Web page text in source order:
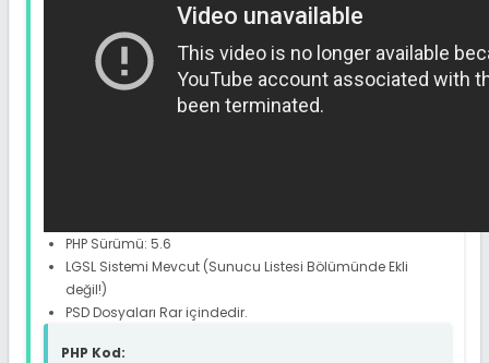
PHP Sürümü: 5.6
LGSL Sistemi Mevcut (Sunucu Listesi Bölümünde Ekli
değil!)
PSD Dosyaları Rar içindedir.
PHP Kod: